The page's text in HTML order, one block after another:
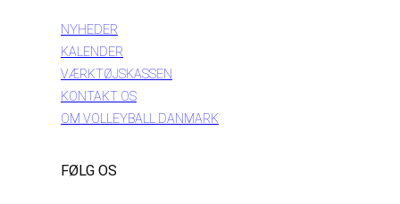
NYHEDER
KALENDER
VÆRKTØJSKASSEN
KONTAKT OS
OM VOLLEYBALL DANMARK
FØLG OS